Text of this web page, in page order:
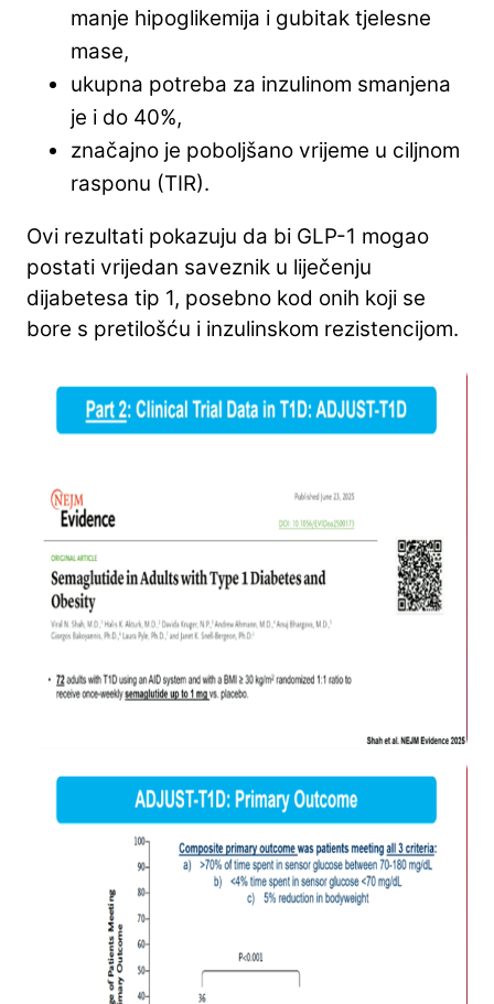
manje hipoglikemija i gubitak tjelesne
mase,
ukupna potreba za inzulinom smanjena
je i do 40%,
značajno je poboljšano vrijeme u ciljnom
rasponu (TIR).
Ovi rezultati pokazuju da bi GLP-1 mogao
postati vrijedan saveznik u liječenju
dijabetesa tip 1, posebno kod onih koji se
bore s pretilošću i inzulinskom rezistencijom.